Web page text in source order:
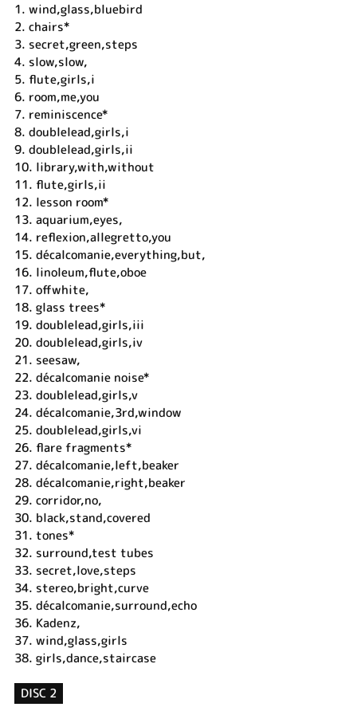
1. wind,glass,bluebird
2. chairs*
3. secret,green,steps
4. slow,slow,
5. flute,girls,i
6. room,me,you
7. reminiscence*
8. doublelead,girls,i
9. doublelead,girls,ii
10. library,with,without
11. flute,girls,ii
12. lesson room*
13. aquarium,eyes,
14. reflexion,allegretto,you
15. décalcomanie,everything,but,
16. linoleum,flute,oboe
17. offwhite,
18. glass trees*
19. doublelead,girls,iii
20. doublelead,girls,iv
21. seesaw,
22. décalcomanie noise*
23. doublelead,girls,v
24. décalcomanie,3rd,window
25. doublelead,girls,vi
26. flare fragments*
27. décalcomanie,left,beaker
28. décalcomanie,right,beaker
29. corridor,no,
30. black,stand,covered
31. tones*
32. surround,test tubes
33. secret,love,steps
34. stereo,bright,curve
35. décalcomanie,surround,echo
36. Kadenz,
37. wind,glass,girls
38. girls,dance,staircase
DISC 2